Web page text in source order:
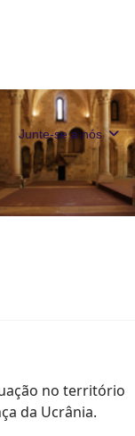
Junte-se a nós
no território
da Ucrânia.